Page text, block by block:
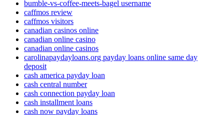
bumble-vs-coffee-meets-bagel username
caffmos review
caffmos visitors
canadian casinos online
canadian online casino
canadian online casinos
carolinapaydayloans.org payday loans online same day
deposit
cash america payday loan
cash central number
cash connection payday loan
cash installment loans
cash now payday loans